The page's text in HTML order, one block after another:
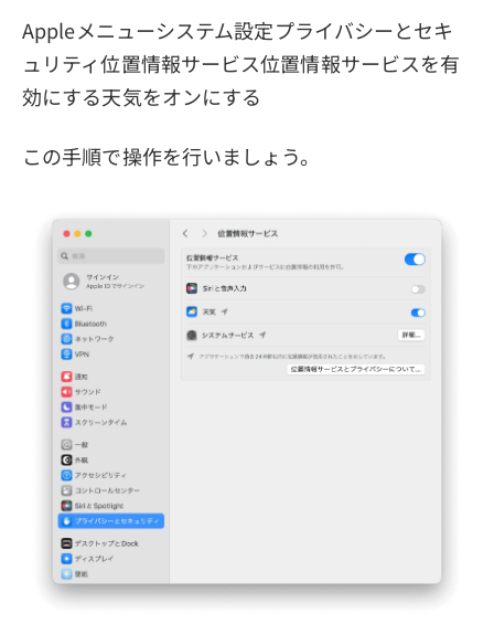
Appleメニューシステム設定プライバシーとセキ
ュリティ位置情報サービス位置情報サービスを有
効にする天気をオンにする
この手順で操作を行いましょう。